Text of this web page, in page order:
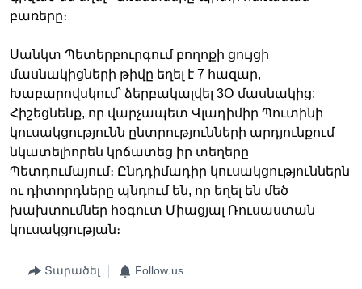
բառերը։
Սանկտ Պետերբուրգում բողոքի ցույցի
մասնակիցների թիվը եղել է 7 հազար,
Խաբարովսկում՝ ձերբակալվել 3Օ մասնակից:
Հիշեցնենք, որ վարչապետ Վլադիմիր Պուտինի
կուսակցությունն ընտրությունների արդյունքում
նկատելիորեն կրճատեց իր տեղերը
Պետդումայում։ Ընդդիմադիր կուսակցություններն
ու դիտորդները պնդում են, որ եղել են մեծ
խախտումներ հօգուտ Միացյալ Ռուսաստան
կուսակցության։
Տարածել Follow us